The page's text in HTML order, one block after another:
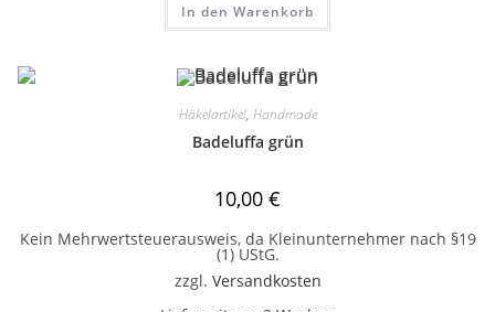
In den Warenkorb
Häkelartikel, Handmade
Badeluffa grün
10,00 €
Kein Mehrwertsteuerausweis, da Kleinunternehmer nach §19
(1) UStG.
zzgl. Versandkosten